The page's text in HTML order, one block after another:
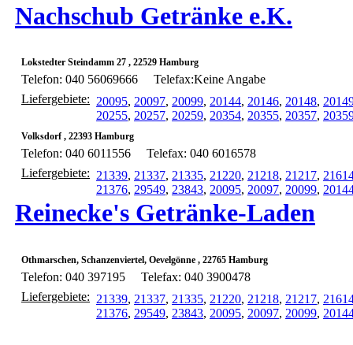
Nachschub Getränke e.K.
Lokstedter Steindamm 27 , 22529 Hamburg
Telefon: 040 56069666
Telefax:Keine Angabe
Liefergebiete: 20095, 20097, 20099, 20144, 20146, 20148,
20255, 20257, 20259, 20354, 20355, 20357,
Volksdorf , 22393 Hamburg
Telefon: 040 6011556
Telefax: 040 6016578
Liefergebiete: 21339, 21337, 21335, 21220, 21218, 21217,
21376, 29549, 23843, 20095, 20097, 20099,
Reinecke's Getränke-Laden
Othmarschen, Schanzenviertel, Oevelgönne , 22765 Hamburg
Telefon: 040 397195
Telefax: 040 3900478
Liefergebiete: 21339, 21337, 21335, 21220, 21218, 21217,
21376, 29549, 23843, 20095, 20097, 20099,